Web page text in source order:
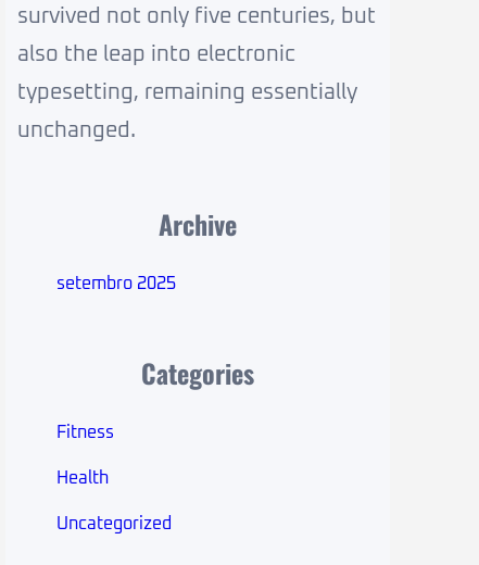
survived not only five centuries, but
also the leap into electronic
typesetting, remaining essentially
unchanged.
Archive
setembro 2025
Categories
Fitness
Health
Uncategorized